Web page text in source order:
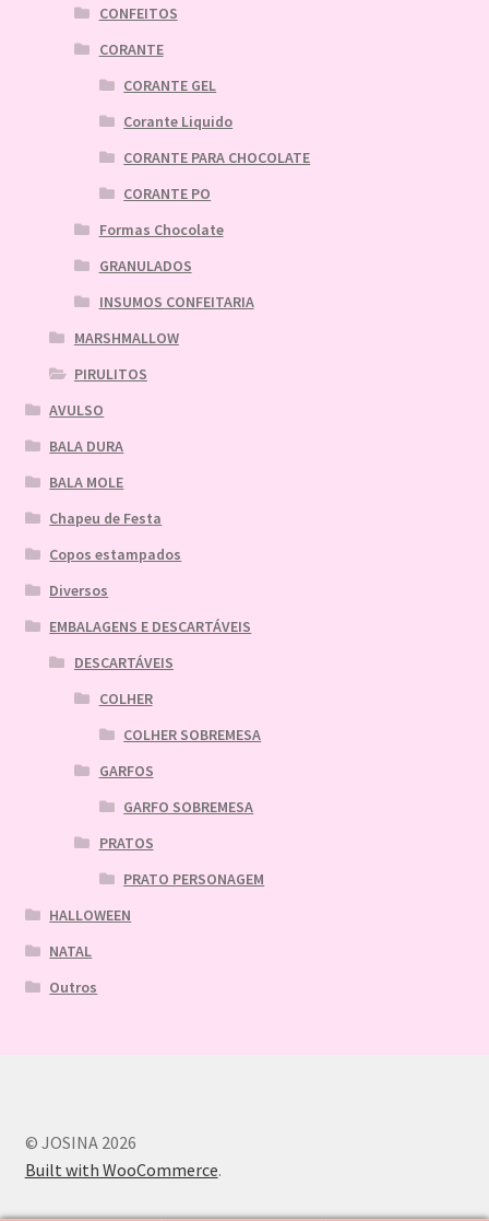
CONFEITOS
CORANTE
CORANTE GEL
Corante Liquido
CORANTE PARA CHOCOLATE
CORANTE PO
Formas Chocolate
GRANULADOS
INSUMOS CONFEITARIA
MARSHMALLOW
PIRULITOS
AVULSO
BALA DURA
BALA MOLE
Chapeu de Festa
Copos estampados
Diversos
EMBALAGENS E DESCARTÁVEIS
DESCARTÁVEIS
COLHER
COLHER SOBREMESA
GARFOS
GARFO SOBREMESA
PRATOS
PRATO PERSONAGEM
HALLOWEEN
NATAL
Outros
© JOSINA 2026
Built with WooCommerce.